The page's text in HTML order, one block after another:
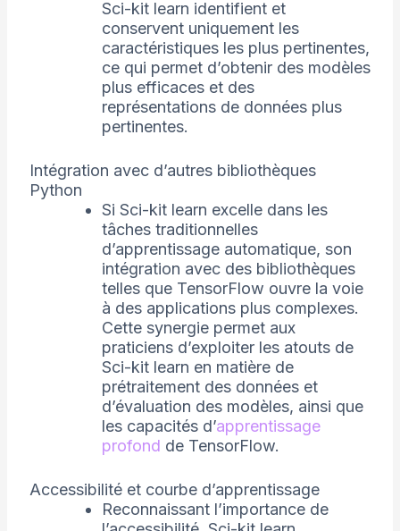
Sci-kit learn identifient et
conservent uniquement les
caractéristiques les plus pertinentes,
ce qui permet d’obtenir des modèles
plus efficaces et des
représentations de données plus
pertinentes.
Intégration avec d’autres bibliothèques
Python
Si Sci-kit learn excelle dans les
tâches traditionnelles
d’apprentissage automatique, son
intégration avec des bibliothèques
telles que TensorFlow ouvre la voie
à des applications plus complexes.
Cette synergie permet aux
praticiens d’exploiter les atouts de
Sci-kit learn en matière de
prétraitement des données et
d’évaluation des modèles, ainsi que
les capacités d’apprentissage
profond de TensorFlow.
Accessibilité et courbe d’apprentissage
Reconnaissant l’importance de